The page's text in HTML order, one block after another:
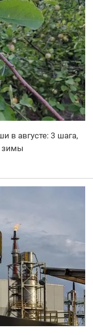
в августе: 3 шага,
зимы